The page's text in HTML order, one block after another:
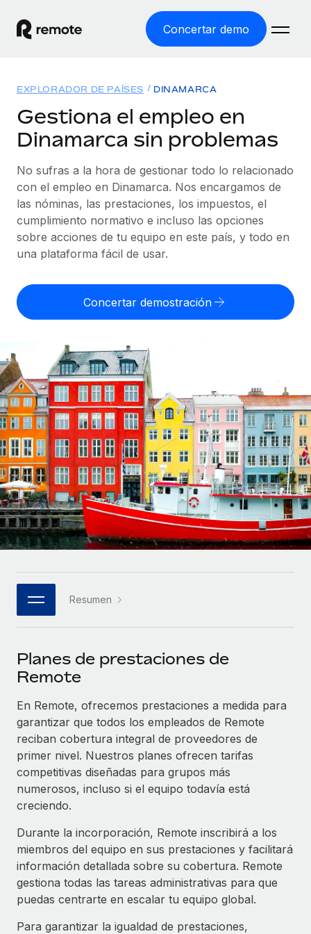
Concertar demo
EMPLEO GLOBAL
Nómina global
Gestiona las nóminas de forma sencilla y conforme a la
legalidad.
Employer of Record
Expándete en todo el mundo sin gastar en entidades.
cumpliendo la normativa.
Integra y gestiona a autónomos globalmente.
PEO
Externaliza tareas laborales complejas.
INFRAESTRUCTURA
Conexión Remote
Integra los RR. HH. en tus flujos de trabajo sin
complicaciones.
Plataforma
Funciones esenciales de RR. HH. integradas para tu
Conectar
Conecta cualquier herramienta de IA con Remote
Optimiza los procesos con herramientas empresariales
esenciales.
SERVICIOS
Pregunta a un experto
Obtén ayuda de gente experta en RR. HH. globales
y cumplimiento normativo.
Simplifica los procesos de cribado de candidatos.
Cumplimiento normativo
Adelántate a los riesgos de cumplimiento
normativo.
Gestión de dispositivos
Soluciones
COBERTURA MUNDIAL
Explorador de países
Consulta el soporte del empleo global según el país.
Explorador estatal de EE. UU.
Simplifica la contratación en todos los estados de EE.
Comparador de Remote
Compáranos con otras empresas.
ETAPAS DE CRECIMIENTO
Startups
Soluciones ágiles de RR. HH. globales y nóminas para
empresas en crecimiento.
Mediana empresa
Amplía tu equipo con soluciones de RR. HH.
personalizadas.
Empresa
RR. HH. globales para grandes empresas.
ASOCIARSE
Socios tecnológicos estratégicos
Integra la gestión de los RR. HH. globales en tu
Asociarse
Descubre oportunidades de colaborar con nosotros.
Remote Build Próximamente
Consultoría de integraciones y automatización con IA.
CASOS PRÁCTICOS
Recursos
HERRAMIENTAS Y CALCULADORAS
Calculadora del riesgo de clasificación errónea
Consulta el riesgo de clasificación errónea por país.
cualquier país.
Descubre opciones de divisas y tiempos de pago para
autónomos globales.
APRENDIZAJE CON REMOTE
Guías y recursos
Casos prácticos
Glosario de RR. HH.
Listas de verificación y plantillas
Biblioteca de descripciones de puestos
Webinarios
Información sobre salarios y talento
Obtén ayuda
Consulta todos los recursos
EOR y PEO
Contractor Management
Impuestos
Precios
English
Français
Deutsch
Español
Italiano
Português (Portugal)
日本語
한국어
中文（简体）
EXPLORADOR DE PAÍSES DINAMARCA
Gestiona el empleo en
Dinamarca sin problemas
No sufras a la hora de gestionar todo lo relacionado
con el empleo en Dinamarca. Nos encargamos de
las nóminas, las prestaciones, los impuestos, el
cumplimiento normativo e incluso las opciones
sobre acciones de tu equipo en este país, y todo en
una plataforma fácil de usar.
Concertar demostración
Resumen
Planes de prestaciones de
Remote
En Remote, ofrecemos prestaciones a medida para
garantizar que todos los empleados de Remote
reciban cobertura integral de proveedores de
primer nivel. Nuestros planes ofrecen tarifas
competitivas diseñadas para grupos más
numerosos, incluso si el equipo todavía está
creciendo.
Durante la incorporación, Remote inscribirá a los
miembros del equipo en sus prestaciones y facilitará
información detallada sobre su cobertura. Remote
gestiona todas las tareas administrativas para que
puedas centrarte en escalar tu equipo global.
Para garantizar la igualdad de prestaciones,